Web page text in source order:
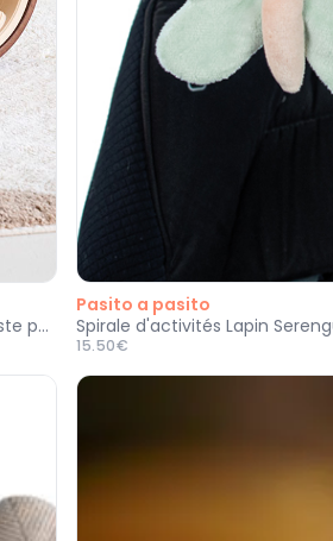
Petite Amélie | Tricycle draisienne évolutif en bois certifié FSC | Noyer | Structure robuste pour enfant
Pasito a pasito
Spirale d'activités Lapin
15.50€